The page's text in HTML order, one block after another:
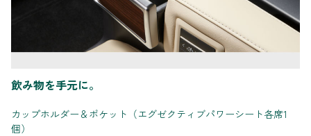
飲み物を手元に。
カップホルダー＆ポケット（エグゼクティブパワーシート各席1
個）